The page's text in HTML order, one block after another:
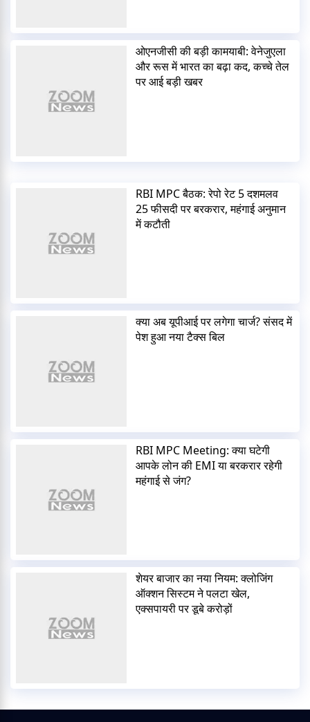
ओएनजीसी की बड़ी कामयाबी: वेनेजुएला
और रूस में भारत का बढ़ा कद, कच्चे तेल
पर आई बड़ी खबर
RBI MPC बैठक: रेपो रेट 5 दशमलव
25 फीसदी पर बरकरार, महंगाई अनुमान
में कटौती
क्या अब यूपीआई पर लगेगा चार्ज? संसद में
पेश हुआ नया टैक्स बिल
RBI MPC Meeting: क्या घटेगी
आपके लोन की EMI या बरकरार रहेगी
महंगाई से जंग?
शेयर बाजार का नया नियम: क्लोजिंग
ऑक्शन सिस्टम ने पलटा खेल,
एक्सपायरी पर डूबे करोड़ों